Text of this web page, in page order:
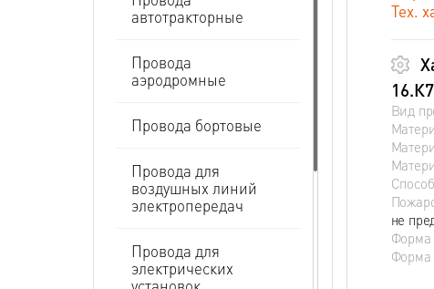
автотракторные
Провода
аэродромные
Провода бортовые
Провода для
воздушных линий
электропередач
Провода для
электрических
Тех.
Вид
не
Форма